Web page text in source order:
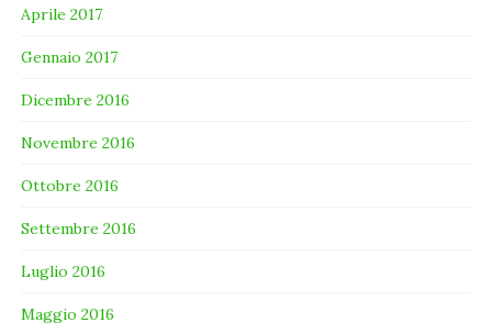
Aprile 2017
Gennaio 2017
Dicembre 2016
Novembre 2016
Ottobre 2016
Settembre 2016
Luglio 2016
Maggio 2016